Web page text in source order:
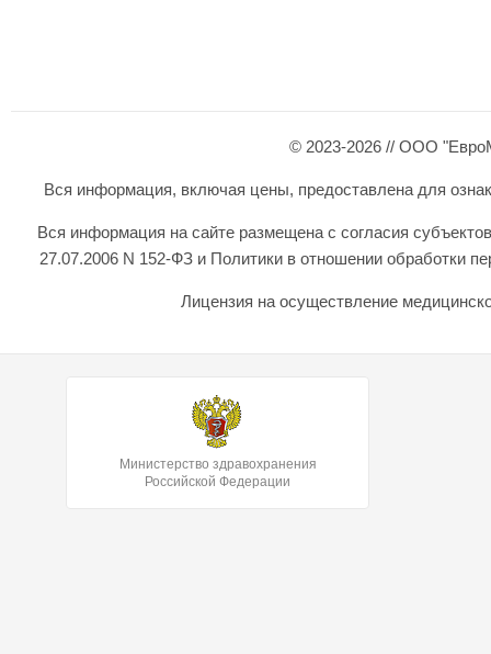
© 2023-2026 // ООО
Вся информация, включая цены, предоставлена для
Вся информация на сайте размещена с согласия
27.07.2006 N 152-ФЗ и Политики в отношении обработки
Лицензия на осуществление
Министерство здравохранения
Российской Федерации